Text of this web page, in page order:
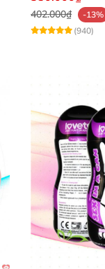
402.000₫
-13%
(940)